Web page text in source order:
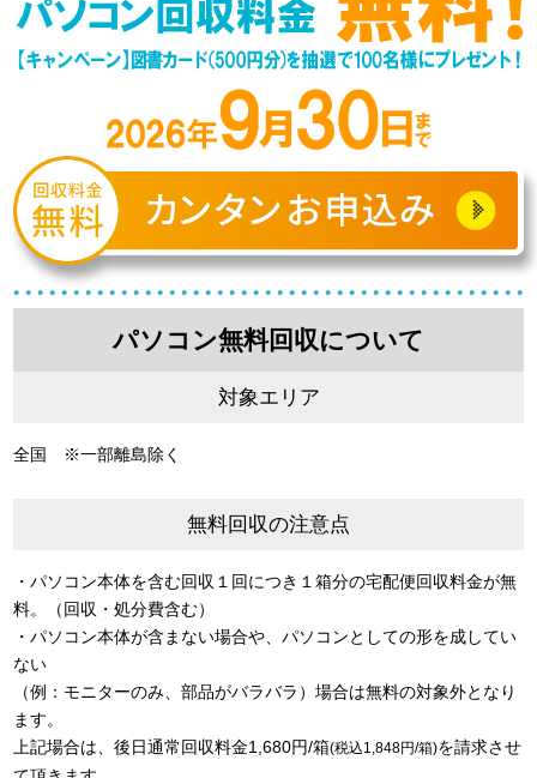
パソコン無料回収について
対象エリア
全国 ※一部離島除く
無料回収の注意点
・パソコン本体を含む回収１回につき１箱分の宅配便回収料金が無
料。（回収・処分費含む）
・パソコン本体が含まない場合や、パソコンとしての形を成してい
ない
（例：モニターのみ、部品がバラバラ）場合は無料の対象外となり
ます。
上記場合は、後日通常回収料金1,680円/箱(税込1,848円/箱)を請求させ